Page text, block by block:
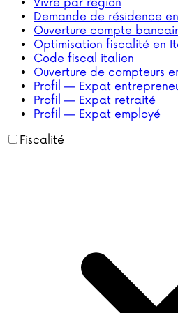
Vivre par région
Demande de résidence
Ouverture compte
Optimisation fiscalité en
Code fiscal italien
Ouverture de compteurs
Profil — Expat
Profil — Expat retraité
Profil — Expat employé
Fiscalité